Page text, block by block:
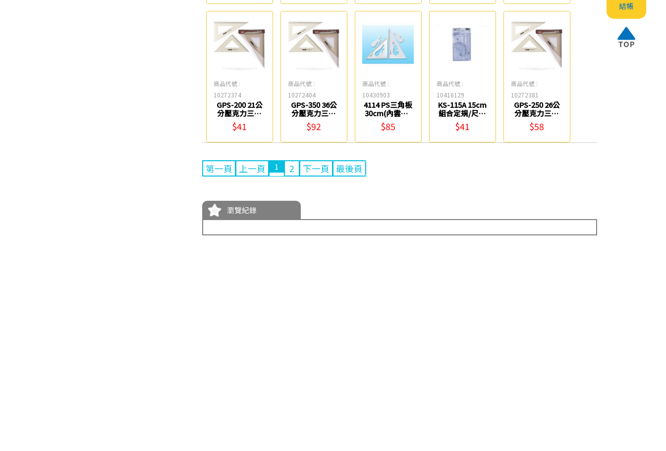
結帳
商品代號 :
10272374
GPS-200 21公
分壓克力三角
板尺組 COX
$41
商品代號 :
10272404
GPS-350 36公
分壓克力三角
板尺組 COX
$92
商品代號 :
10430903
4114 PS三角板
30cm(內雲形)
Tomato
$85
商品代號 :
10416129
KS-115A 15cm
組合定規/尺組
Life
$41
商品代號 :
10272381
GPS-250 26公
分壓克力三角
板尺組 COX
$58
第一頁 上一頁 1 2 下一頁 最後頁
瀏覽紀錄